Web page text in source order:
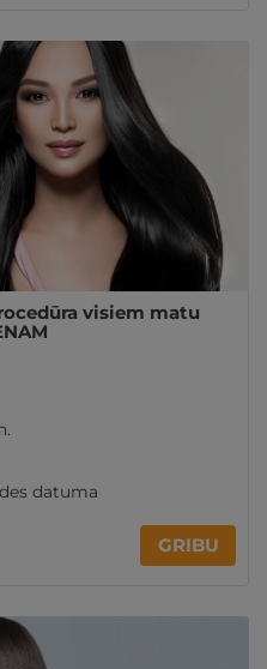
visiem matu
datuma
GRIBU